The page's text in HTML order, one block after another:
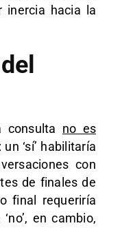
inercia hacia la
consulta no es
: un ‘sí’ habilitaría
con
de finales de
final requeriría
‘no’, en cambio,